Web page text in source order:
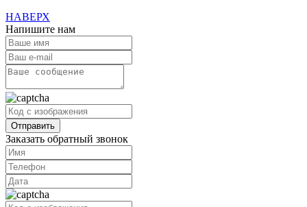
НАВЕРХ
Напишите нам
Заказать обратный звонок